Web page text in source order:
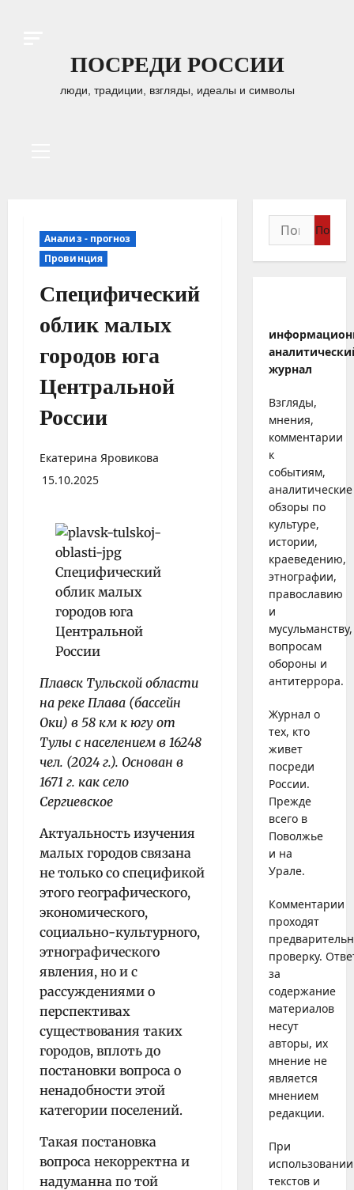
ПОСРЕДИ РОССИИ
люди, традиции, взгляды, идеалы и символы
Анализ - прогноз
Провинция
Специфический
облик малых
городов юга
Центральной
России
Екатерина Яровикова
15.10.2025
Плавск Тульской области
на реке Плава (бассейн
Оки) в 58 км к югу от
Тулы с населением в 16248
чел. (2024 г.). Основан в
1671 г. как село
Сергиевское
Актуальность изучения
малых городов связана
не только со спецификой
этого географического,
экономического,
социально-культурного,
этнографического
явления, но и с
рассуждениями о
перспективах
существования таких
городов, вплоть до
постановки вопроса о
ненадобности этой
категории поселений.
Такая постановка
вопроса некорректна и
надуманна по той
Найти:
журнал
Взгляды,
мнения,
комментарии
к
событиям,
аналитические
обзоры по
культуре,
истории,
краеведению,
этнографии,
православию
и
мусульманству,
вопросам
обороны и
антитеррора.
Журнал о
тех, кто
живет
посреди
России.
Прежде
всего в
Поволжье
и на
Урале.
Комментарии
проходят
проверку.
за
содержание
материалов
несут
авторы, их
мнение не
является
мнением
редакции.
При
использовании
текстов и